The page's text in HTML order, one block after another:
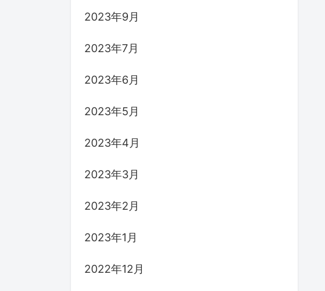
2023年9月
2023年7月
2023年6月
2023年5月
2023年4月
2023年3月
2023年2月
2023年1月
2022年12月